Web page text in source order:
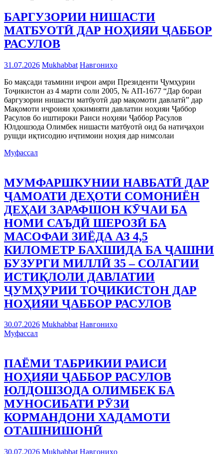
БАРГУЗОРИИ НИШАСТИ
МАТБУОТӢ ДАР НОҲИЯИ ҶАББОР
РАСУЛОВ
31.07.2026 Mukhabbat Навгониҳо
Бо мақсади таъмини иҷрои амри Президенти Ҷумҳурии
Тоҷикистон аз 4 марти соли 2005, № АП-1677 “Дар бораи
баргузории нишасти матбуотӣ дар мақомоти давлатӣ” дар
Мақомоти иҷроияи ҳокимияти давлатии ноҳияи Ҷаббор
Расулов бо иштироки Раиси ноҳияи Ҷаббор Расулов
Юлдошзода Олимбек нишасти матбуотӣ оид ба натиҷаҳои
рушди иқтисодию иҷтимоии ноҳия дар нимсолаи
Муфассал
МУМФАРШКУНИИ НАВБАТӢ ДАР
ҶАМОАТИ ДЕҲОТИ СОМОНИЁН
ДЕҲАИ ЗАРАФШОН КӮЧАИ БА
НОМИ САЪДӢ ШЕРОЗӢ БА
МАСОФАИ ЗИЁДА АЗ 4,5
КИЛОМЕТР БАХШИДА БА ҶАШНИ
БУЗУРГИ МИЛЛӢ 35 – СОЛАГИИ
ИСТИҚЛОЛИ ДАВЛАТИИ
ҶУМҲУРИИ ТОҶИКИСТОН ДАР
НОҲИЯИ ҶАББОР РАСУЛОВ
30.07.2026 Mukhabbat Навгониҳо
Муфассал
ПАЁМИ ТАБРИКИИ РАИСИ
НОҲИЯИ ҶАББОР РАСУЛОВ
ЮЛДОШЗОДА ОЛИМБЕК БА
МУНОСИБАТИ РӮЗИ
КОРМАНДОНИ ХАДАМОТИ
ОТАШНИШОНӢ
30.07.2026 Mukhabbat Навгониҳо